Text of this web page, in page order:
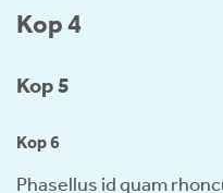
Kop 4
Kop 5
Kop 6
Phasellus id quam